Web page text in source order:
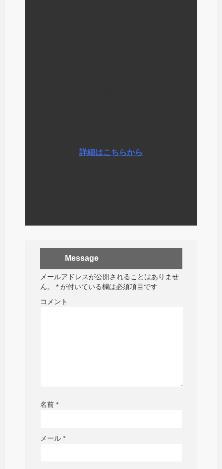
詳細はこちらから
Message
メールアドレスが公開されることはありませ
ん。
* が付いている欄は必須項目です
コメント
名前 *
メール *